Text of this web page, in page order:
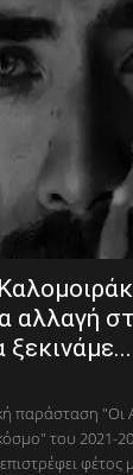
αλλαγή
ξεκινάμε...
παράσταση "Οι
του 2021-
φέτος